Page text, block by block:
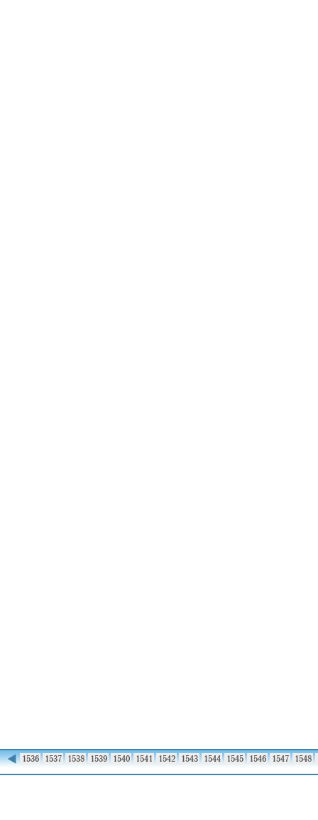
◀ 1536 1537 1538 1539 1540 1541 1542 1543 1544 1545 1546 1547 1548